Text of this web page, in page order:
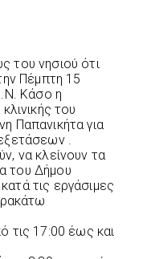
του νησιού ότι
Πέμπτη 15
Κάσο η
του
Παπανικήτα για
.
να κλείνουν τα
του Δήμου
τις εργάσιμες
τις 17:00 έως και